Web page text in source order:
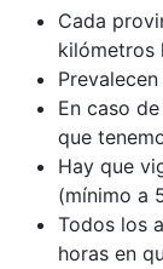
Cada
kilómetros
En caso
que
Hay que
(mínimo a
Todos los
horas en